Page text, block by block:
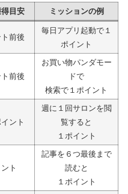
目安 ミッションの例
前後
毎日アプリ起動で１
ポイント
前後
お買い物パンダモー
ドで
検索で１ポイント
ント
週に１回サロンを閲
覧すると
１ポイント
ト
記事を６つ最後まで
読むと
１ポイント